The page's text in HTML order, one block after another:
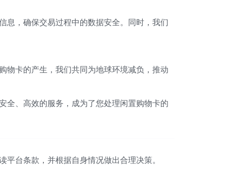
息，确保交易过程中的数据安全。同时，我们
物卡的产生，我们共同为地球环境减负，推动
全、高效的服务，成为了您处理闲置购物卡的
台条款，并根据自身情况做出合理决策。